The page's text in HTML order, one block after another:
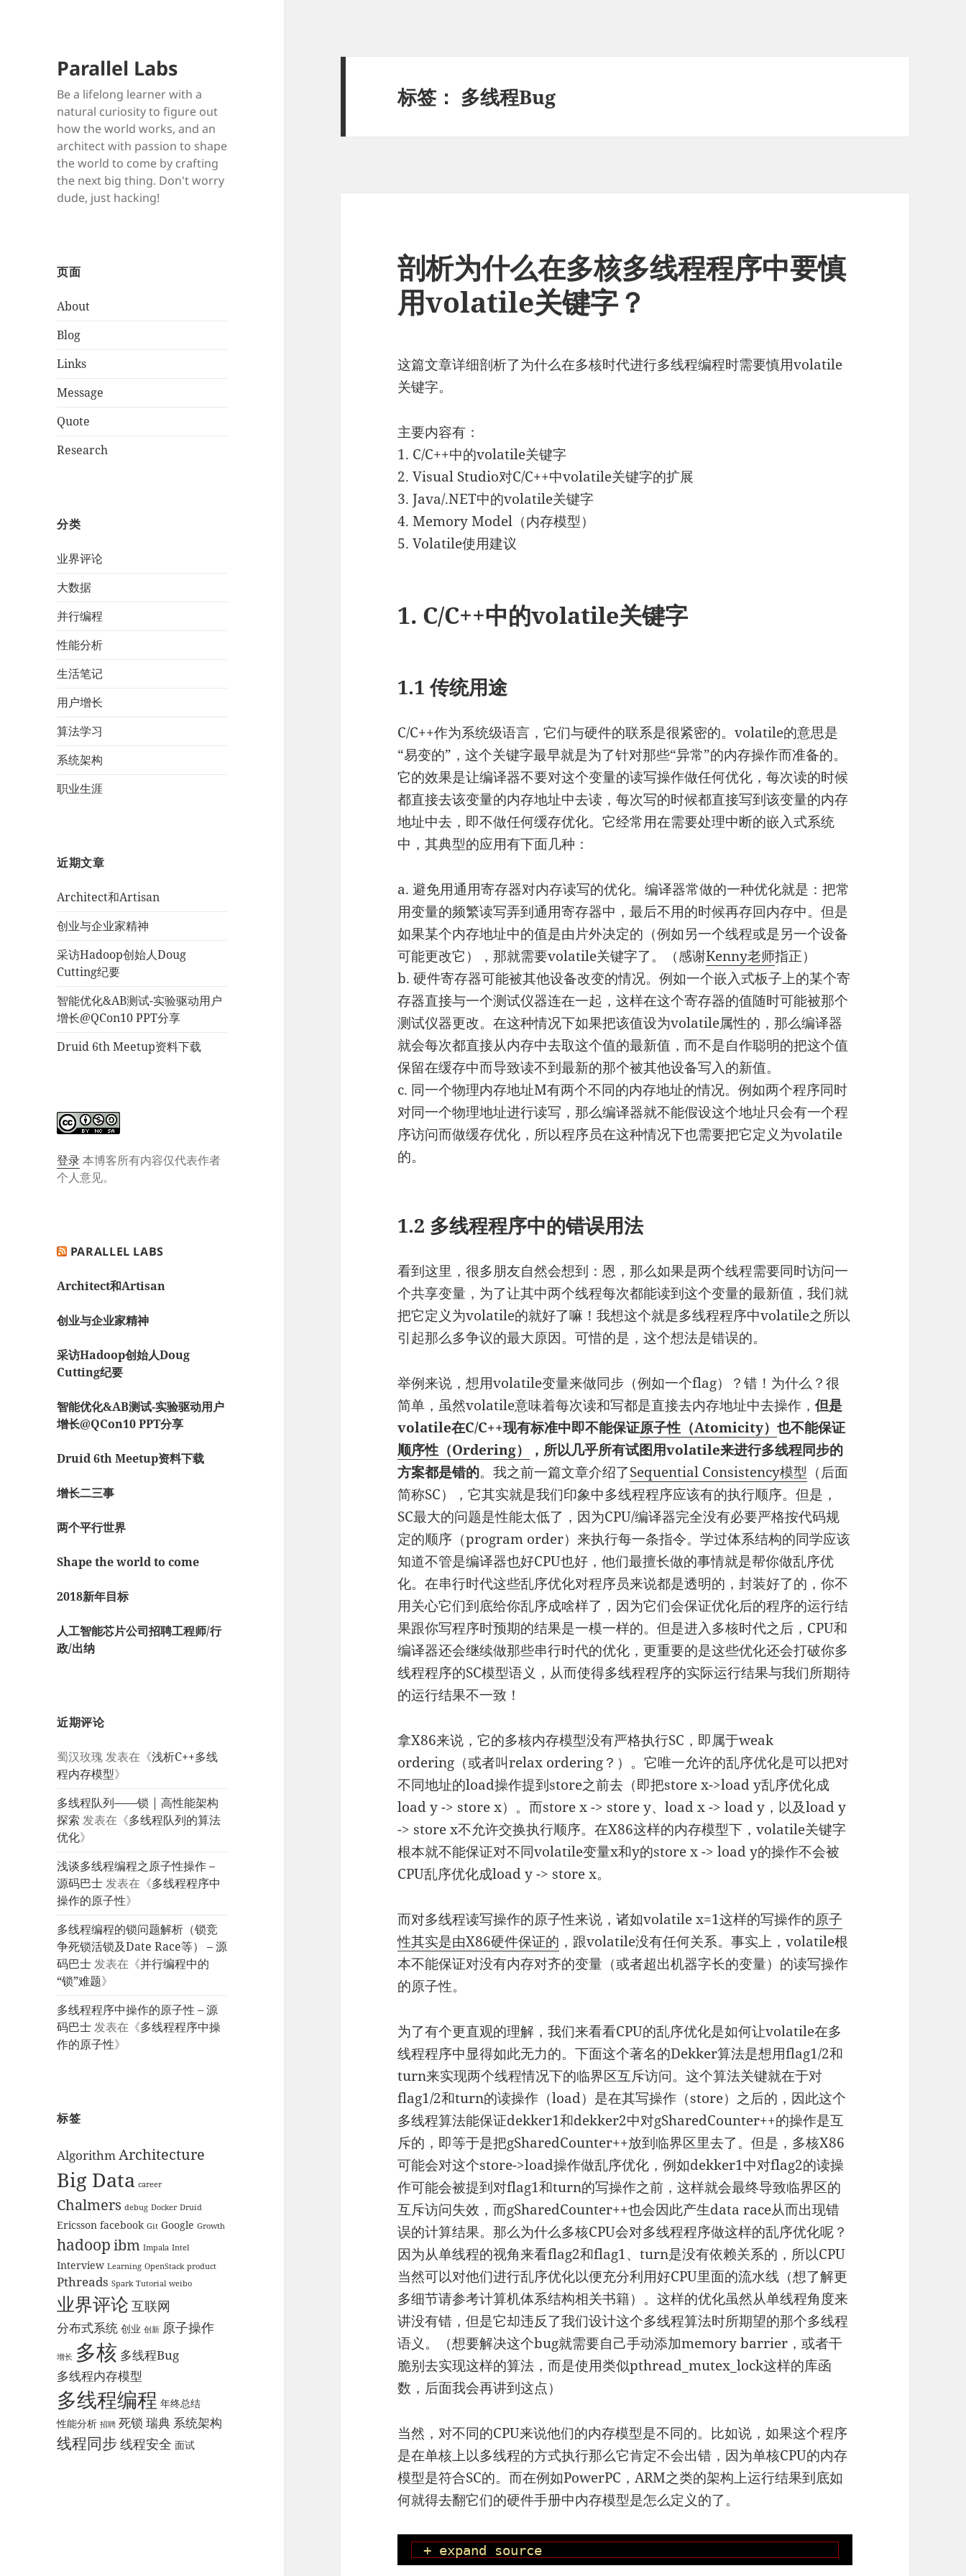
Parallel Labs
Be a lifelong learner with a
natural curiosity to figure out
how the world works, and an
architect with passion to shape
the world to come by crafting
the next big thing. Don't worry
dude, just hacking!
页面
About
Blog
Links
Message
Quote
Research
分类
业界评论
大数据
并行编程
性能分析
生活笔记
用户增长
算法学习
系统架构
职业生涯
近期文章
Architect和Artisan
创业与企业家精神
采访Hadoop创始人Doug
Cutting纪要
智能优化&AB测试-实验驱动用户
增长@QCon10 PPT分享
Druid 6th Meetup资料下载
登录本博客所有内容仅代表作者
个人意见。
PARALLEL LABS
Architect和Artisan
创业与企业家精神
采访Hadoop创始人Doug
Cutting纪要
智能优化&AB测试-实验驱动用户
增长@QCon10 PPT分享
Druid 6th Meetup资料下载
增长二三事
两个平行世界
Shape the world to come
2018新年目标
人工智能芯片公司招聘工程师/行
政/出纳
近期评论
蜀汉玫瑰发表在《浅析C++多线
程内存模型》
多线程队列——锁 | 高性能架构
探索 发表在《多线程队列的算法
优化》
浅谈多线程编程之原子性操作 –
源码巴士发表在《多线程程序中
操作的原子性》
多线程编程的锁问题解析（锁竞
争死锁活锁及Date Race等） – 源
码巴士发表在《并行编程中的
“锁”难题》
多线程程序中操作的原子性 – 源
码巴士发表在《多线程程序中操
作的原子性》
标签
AlgorithmArchitecture
Big Data career
Chalmers debug Docker Druid
Ericsson facebook Git Google Growth
hadoopibm Impala Intel
Interview Learning OpenStack product
Pthreads Spark Tutorial weibo
业界评论 互联网
分布式系统 创业 创新 原子操作
增长 多核 多线程Bug
多线程内存模型
多线程编程 年终总结
性能分析 招聘 死锁 瑞典 系统架构
线程同步线程安全 面试
标签： 多线程Bug
剖析为什么在多核多线程程序中要慎
用volatile关键字？
这篇文章详细剖析了为什么在多核时代进行多线程编程时需要慎用volatile
关键字。
主要内容有：
1. C/C++中的volatile关键字
2. Visual Studio对C/C++中volatile关键字的扩展
3. Java/.NET中的volatile关键字
4. Memory Model（内存模型）
5. Volatile使用建议
1. C/C++中的volatile关键字
1.1 传统用途
C/C++作为系统级语言，它们与硬件的联系是很紧密的。volatile的意思是
“易变的”，这个关键字最早就是为了针对那些“异常”的内存操作而准备的。
它的效果是让编译器不要对这个变量的读写操作做任何优化，每次读的时候
都直接去该变量的内存地址中去读，每次写的时候都直接写到该变量的内存
地址中去，即不做任何缓存优化。它经常用在需要处理中断的嵌入式系统
中，其典型的应用有下面几种：
a. 避免用通用寄存器对内存读写的优化。编译器常做的一种优化就是：把常
用变量的频繁读写弄到通用寄存器中，最后不用的时候再存回内存中。但是
如果某个内存地址中的值是由片外决定的（例如另一个线程或是另一个设备
可能更改它），那就需要volatile关键字了。（感谢Kenny老师指正）
b. 硬件寄存器可能被其他设备改变的情况。例如一个嵌入式板子上的某个寄
存器直接与一个测试仪器连在一起，这样在这个寄存器的值随时可能被那个
测试仪器更改。在这种情况下如果把该值设为volatile属性的，那么编译器
就会每次都直接从内存中去取这个值的最新值，而不是自作聪明的把这个值
保留在缓存中而导致读不到最新的那个被其他设备写入的新值。
c. 同一个物理内存地址M有两个不同的内存地址的情况。例如两个程序同时
对同一个物理地址进行读写，那么编译器就不能假设这个地址只会有一个程
序访问而做缓存优化，所以程序员在这种情况下也需要把它定义为volatile
的。
1.2 多线程程序中的错误用法
看到这里，很多朋友自然会想到：恩，那么如果是两个线程需要同时访问一
个共享变量，为了让其中两个线程每次都能读到这个变量的最新值，我们就
把它定义为volatile的就好了嘛！我想这个就是多线程程序中volatile之所以
引起那么多争议的最大原因。可惜的是，这个想法是错误的。
举例来说，想用volatile变量来做同步（例如一个flag）？错！为什么？很
简单，虽然volatile意味着每次读和写都是直接去内存地址中去操作，但是
volatile在C/C++现有标准中即不能保证原子性（Atomicity）也不能保证
顺序性（Ordering）
，所以几乎所有试图用volatile来进行多线程同步的
方案都是错的。我之前一篇文章介绍了Sequential Consistency模型 （后面
简称SC），它其实就是我们印象中多线程程序应该有的执行顺序。但是，
SC最大的问题是性能太低了，因为CPU/编译器完全没有必要严格按代码规
定的顺序（program order）来执行每一条指令。学过体系结构的同学应该
知道不管是编译器也好CPU也好，他们最擅长做的事情就是帮你做乱序优
化。在串行时代这些乱序优化对程序员来说都是透明的，封装好了的，你不
用关心它们到底给你乱序成啥样了，因为它们会保证优化后的程序的运行结
果跟你写程序时预期的结果是一模一样的。但是进入多核时代之后，CPU和
编译器还会继续做那些串行时代的优化，更重要的是这些优化还会打破你多
线程程序的SC模型语义，从而使得多线程程序的实际运行结果与我们所期待
的运行结果不一致！
拿X86来说，它的多核内存模型没有严格执行SC，即属于weak
ordering（或者叫relax ordering？）。它唯一允许的乱序优化是可以把对
不同地址的load操作提到store之前去（即把store x->load y乱序优化成
load y -> store x）。而store x -> store y、load x -> load y，以及load y
-> store x不允许交换执行顺序。在X86这样的内存模型下，volatile关键字
根本就不能保证对不同volatile变量x和y的store x -> load y的操作不会被
CPU乱序优化成load y -> store x。
而对多线程读写操作的原子性来说，诸如volatile x=1这样的写操作的原子
性其实是由X86硬件保证的 ，跟volatile没有任何关系。事实上，volatile根
本不能保证对没有内存对齐的变量（或者超出机器字长的变量）的读写操作
的原子性。
为了有个更直观的理解，我们来看看CPU的乱序优化是如何让volatile在多
线程程序中显得如此无力的。下面这个著名的Dekker算法是想用flag1/2和
turn来实现两个线程情况下的临界区互斥访问。这个算法关键就在于对
flag1/2和turn的读操作（load）是在其写操作（store）之后的，因此这个
多线程算法能保证dekker1和dekker2中对gSharedCounter++的操作是互
斥的，即等于是把gSharedCounter++放到临界区里去了。但是，多核X86
可能会对这个store->load操作做乱序优化，例如dekker1中对flag2的读操
作可能会被提到对flag1和turn的写操作之前，这样就会最终导致临界区的
互斥访问失效，而gSharedCounter++也会因此产生data race从而出现错
误的计算结果。那么为什么多核CPU会对多线程程序做这样的乱序优化呢？
因为从单线程的视角来看flag2和flag1、turn是没有依赖关系的，所以CPU
当然可以对他们进行乱序优化以便充分利用好CPU里面的流水线（想了解更
多细节请参考计算机体系结构相关书籍）。这样的优化虽然从单线程角度来
讲没有错，但是它却违反了我们设计这个多线程算法时所期望的那个多线程
语义。（想要解决这个bug就需要自己手动添加memory barrier，或者干
脆别去实现这样的算法，而是使用类似pthread_mutex_lock这样的库函
数，后面我会再讲到这点）
当然，对不同的CPU来说他们的内存模型是不同的。比如说，如果这个程序
是在单核上以多线程的方式执行那么它肯定不会出错，因为单核CPU的内存
模型是符合SC的。而在例如PowerPC，ARM之类的架构上运行结果到底如
何就得去翻它们的硬件手册中内存模型是怎么定义的了。
+ expand source